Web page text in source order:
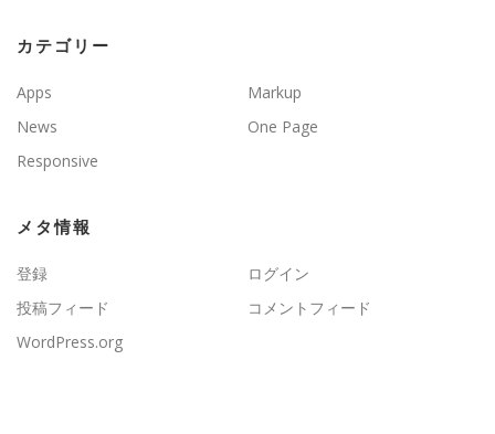
カテゴリー
Apps
Markup
News
One Page
Responsive
メタ情報
登録
ログイン
投稿フィード
コメントフィード
WordPress.org